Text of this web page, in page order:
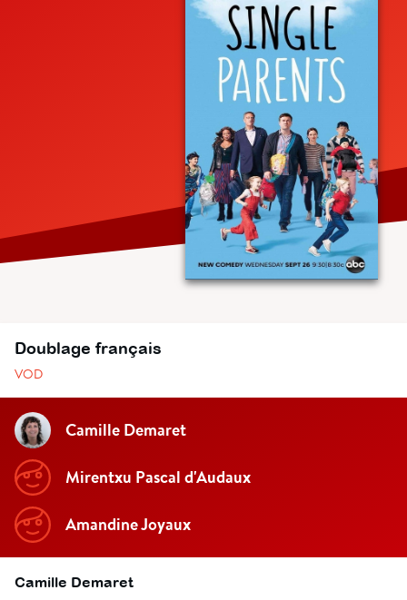
Doublage français
VOD
Camille Demaret
Mirentxu Pascal d'Audaux
Amandine Joyaux
Camille Demaret